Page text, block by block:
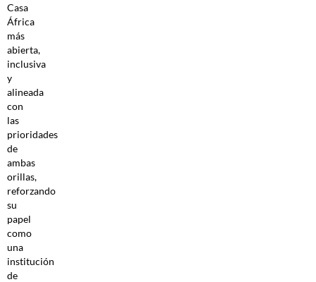
Casa
África
más
abierta,
inclusiva
y
alineada
con
las
prioridades
de
ambas
orillas,
reforzando
su
papel
como
una
institución
de